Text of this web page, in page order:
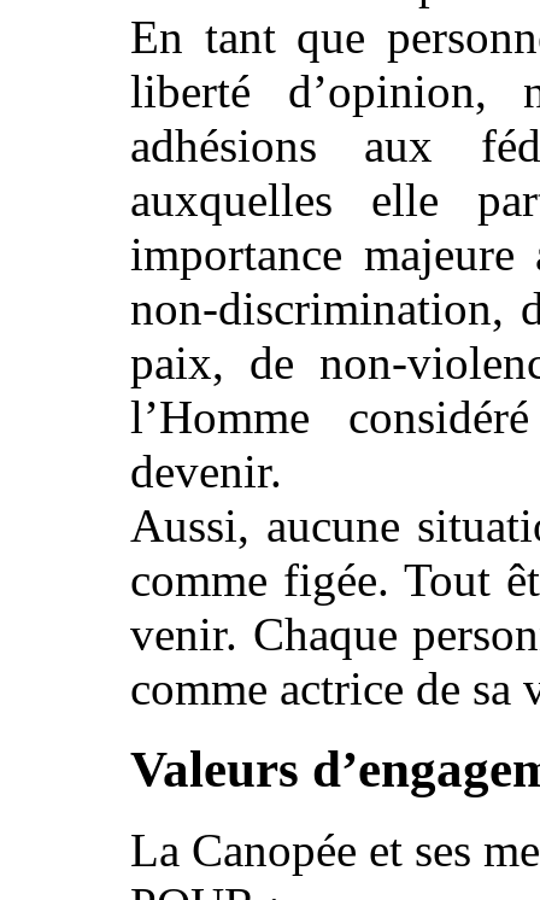
En tant que
liberté d’opinion,
adhésions aux
auxquelles elle
importance
non-discrimination,
paix, de non-
l’Homme
devenir.
Aussi, aucune
comme figée. Tout
venir. Chaque
comme actrice de sa
Valeurs
La Canopée et ses